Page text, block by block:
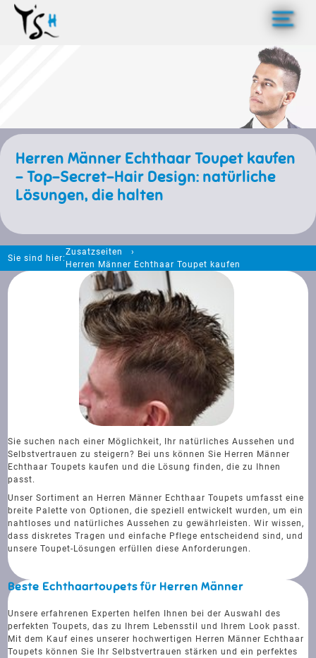
>
Herren Männer Echthaar Toupet kaufen
- Top-Secret-Hair Design: natürliche
Lösungen, die halten
Sie sind hier:
Zusatzseiten
Herren Männer Echthaar Toupet kaufen
Sie suchen nach einer Möglichkeit, Ihr natürliches Aussehen und
Selbstvertrauen zu steigern? Bei uns können Sie Herren Männer
Echthaar Toupets kaufen und die Lösung finden, die zu Ihnen
passt.
Unser Sortiment an Herren Männer Echthaar Toupets umfasst eine
breite Palette von Optionen, die speziell entwickelt wurden, um ein
nahtloses und natürliches Aussehen zu gewährleisten. Wir wissen,
dass diskretes Tragen und einfache Pflege entscheidend sind, und
unsere Toupet-Lösungen erfüllen diese Anforderungen.
Beste Echthaartoupets für Herren Männer
Unsere erfahrenen Experten helfen Ihnen bei der Auswahl des
perfekten Toupets, das zu Ihrem Lebensstil und Ihrem Look passt.
Mit dem Kauf eines unserer hochwertigen Herren Männer Echthaar
Toupets können Sie Ihr Selbstvertrauen stärken und ein perfektes